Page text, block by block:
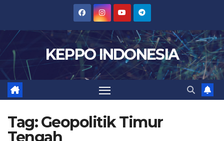
content
KEPPO INDONESIA
Tag:Geopolitik Timur